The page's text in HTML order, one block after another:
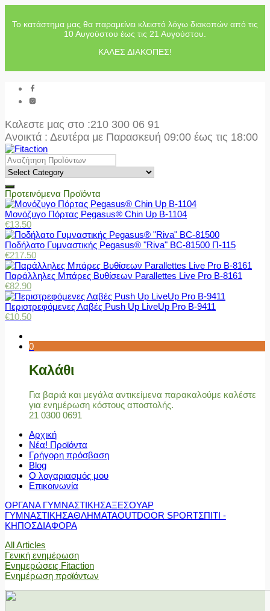
Το κατάστημα μας θα παραμείνει κλειστό λόγω διακοπών από τις
10 Αυγούστου έως τις 21 Αυγούστου.
ΚΑΛΕΣ ΔΙΑΚΟΠΕΣ!
Καλεστε μας στο :210 300 06 91
Ανοικτά : Δευτέρα με Παρασκευή 09:00 έως τις 18:00
Προτεινόμενα Προϊόντα
Μονόζυγο Πόρτας Pegasus® Chin Up Β-1104
€13.50
Ποδήλατο Γυμναστικής Pegasus® "Riva" BC-81500 Π-115
€217.50
Παράλληλες Μπάρες Βυθίσεων Parallettes Live Pro Β-8161
€82.90
Περιστρεφόμενες Λαβές Push Up LiveUp Pro Β-9411
€10.50
0
Καλάθι
Για βαριά και μεγάλα αντικείμενα παρακαλούμε καλέστε
για ενημέρωση κόστους αποστολής.
21 0300 0691
Αρχική
Νέα! Προϊόντα
Γρήγορη πρόσβαση
Blog
Ο λογαριασμός μου
Επικοινωνία
ΟΡΓΑΝΑ ΓΥΜΝΑΣΤΙΚΗΣΑΞΕΣΟΥΑΡ
ΓΥΜΝΑΣΤΙΚΗΣΑΘΛΗΜΑΤΑOUTDOOR SPORTΣΠΙΤΙ -
ΚΗΠΟΣΔΙΑΦΟΡΑ
All Articles
Γενική ενημέρωση
Ενημερώσεις Fitaction
Ενημέρωση προϊόντων